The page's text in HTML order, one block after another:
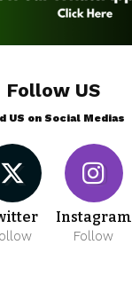
Follow US
US on Social Medias
Instagram
Follow